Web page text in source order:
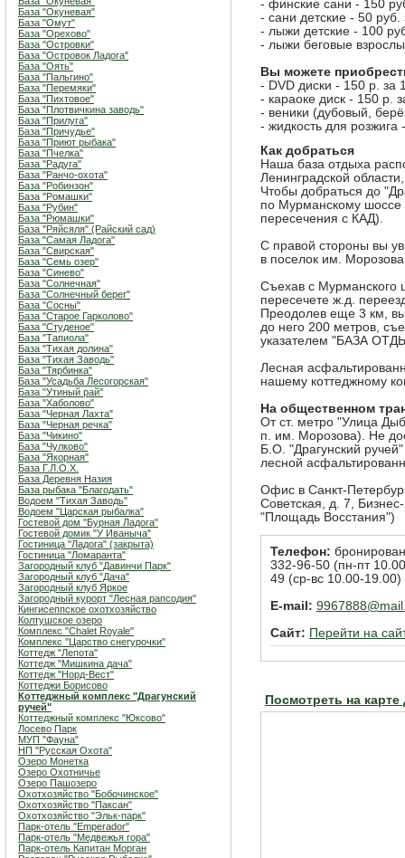
База "Окуневая"
База "Омут"
База "Орехово"
База "Островки"
База "Островок Ладога"
База "Оять"
База "Пальгино"
База "Перемяки"
База "Пихтовое"
База "Плотвичкина заводь"
База "Прилуга"
База "Причудье"
База "Приют рыбака"
База "Пчелка"
База "Радуга"
База "Ранчо-охота"
База "Робинзон"
База "Ромашки"
База "Рубин"
База "Рюмашки"
База "Ряйсяля" (Райский сад)
База "Самая Ладога"
База "Свирская"
База "Семь озер"
База "Синево"
База "Солнечная"
База "Солнечный берег"
База "Сосны"
База "Старое Гарколово"
База "Студеное"
База "Тапиола"
База "Тихая долина"
База "Тихая Заводь"
База "Тярбинка"
База "Усадьба Лесогорская"
База "Утиный рай"
База "Хаболово"
База "Черная Лахта"
База "Черная речка"
База "Чикино"
База "Чулково"
База "Якорная"
База Г.Л.О.Х.
База Деревня Назия
База рыбака "Благодать"
Водоем "Тихая Заводь"
Водоем "Царская рыбалка"
Гостевой дом "Бурная Ладога"
Гостевой домик "У Иваныча"
Гостиница "Ладога" (закрыта)
Гостиница "Ломаранта"
Загородный клуб "Давинчи Парк"
Загородный клуб "Дача"
Загородный клуб Яркое
Загородный курорт "Лесная рапсодия"
Кингисеппское охотхозяйство
Колтушское озеро
Комплекс "Chalet Royale"
Комплекс "Царство снегурочки"
Коттедж "Лепота"
Коттедж "Мишкина дача"
Коттедж "Норд-Вест"
Коттеджи Борисово
Коттеджный комплекс "Драгунский
ручей"
Коттеджный комплекс "Юксово"
Лосево Парк
МУП "Фауна"
НП "Русская Охота"
Озеро Монетка
Озеро Охотничье
Озеро Пашозеро
Охотхозяйство "Бобочинское"
Охотхозяйство "Паксан"
Охотхозяйство "Эльк-парк"
Парк-отель "Emperador"
Парк-отель "Медвежья гора"
Парк-отель Капитан Морган
- финские сани - 150
- сани детские - 50 руб.
- лыжи детские - 100
- лыжи беговые
Вы можете
- DVD диски - 150 р. за
- караоке диск - 150 р.
- веники (дубовый,
- жидкость для розжига
Как добраться
Наша база отдыха
Ленинградской
Чтобы добраться до
по Мурманскому шоссе
пересечения с КАД).
С правой стороны вы
в поселок им.
Съехав с Мурманского
пересечете ж.д.
Преодолев еще 3 км,
до него 200 метров,
указателем "БАЗА
Лесная
нашему коттеджному
На общественном
От ст. метро "Улица
п. им. Морозова). Не
Б.О. "Драгунский
лесной
Офис в Санкт-
Советская, д. 7,
"Площадь Восстания")
Телефон:
332-96-50 (пн-пт
49 (ср-вс 10.00-19.00)
E-mail:
Сайт: Перейти на
Посмотреть на